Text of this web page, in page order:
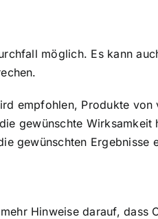
möglich. Es kann
empfohlen, Produkte von
gewünschte Wirksamkeit
gewünschten Ergebnisse
Hinweise darauf, dass